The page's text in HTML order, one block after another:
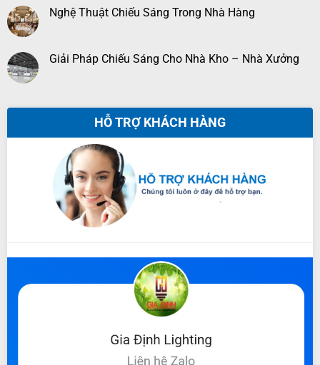
Nghệ Thuật Chiếu Sáng Trong Nhà Hàng
Giải Pháp Chiếu Sáng Cho Nhà Kho – Nhà Xưởng
HỖ TRỢ KHÁCH HÀNG